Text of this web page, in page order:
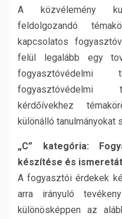
A közvélemény
feldolgozandó
kapcsolatos
felül legalább egy
fogyasztóvédelmi
kérdőívekhez
különálló tanulmányokat
„C” kategória:
készítése és
A fogyasztói érdekek
arra irányuló
különösképpen az